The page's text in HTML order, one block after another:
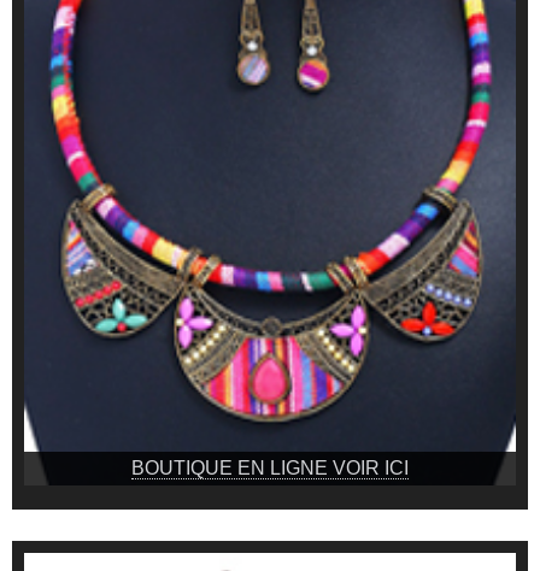
BOUTIQUE EN LIGNE VOIR ICI